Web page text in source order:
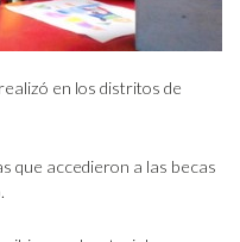
en los distritos de
que accedieron a las becas